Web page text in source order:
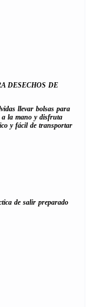
DESECHOS DE
llevar bolsas para
a la mano y disfruta
y fácil de transportar
de salir preparado